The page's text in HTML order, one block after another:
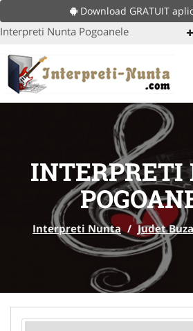
Download GRATUIT
Interpreti Nunta Pogoanele
INTERPRETI
Interpreti Nunta / Judet